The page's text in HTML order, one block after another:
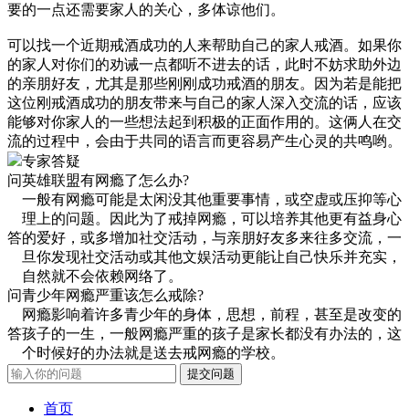
要的一点还需要家人的关心，多体谅他们。
可以找一个近期戒酒成功的人来帮助自己的家人戒酒。如果你
的家人对你们的劝诫一点都听不进去的话，此时不妨求助外边
的亲朋好友，尤其是那些刚刚成功戒酒的朋友。因为若是能把
这位刚戒酒成功的朋友带来与自己的家人深入交流的话，应该
能够对你家人的一些想法起到积极的正面作用的。这俩人在交
流的过程中，会由于共同的语言而更容易产生心灵的共鸣哟。
专家答疑
问英雄联盟有网瘾了怎么办?
答
一般有网瘾可能是太闲没其他重要事情，或空虚或压抑等心
理上的问题。因此为了戒掉网瘾，可以培养其他更有益身心
的爱好，或多增加社交活动，与亲朋好友多来往多交流，一
旦你发现社交活动或其他文娱活动更能让自己快乐并充实，
自然就不会依赖网络了。
问青少年网瘾严重该怎么戒除?
答
网瘾影响着许多青少年的身体，思想，前程，甚至是改变的
孩子的一生，一般网瘾严重的孩子是家长都没有办法的，这
个时候好的办法就是送去戒网瘾的学校。
首页